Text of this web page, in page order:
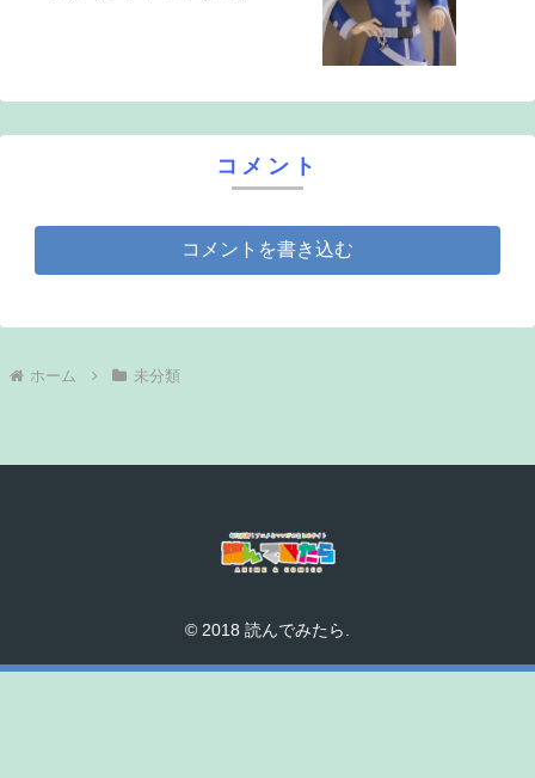
コメント
コメントを書き込む
ホーム 未分類
© 2018 読んでみたら.